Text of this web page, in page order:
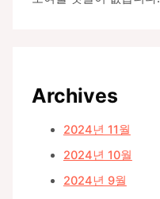
Archives
2024년 11월
2024년 10월
2024년 9월